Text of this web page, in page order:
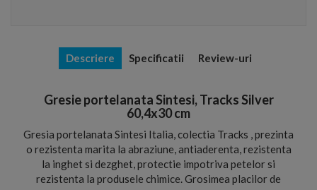
Descriere Specificatii Review-uri
Gresie portelanata Sintesi, Tracks Silver
60,4x30 cm
Gresia portelanata Sintesi Italia, colectia Tracks , prezinta
o rezistenta marita la abraziune, antiaderenta, rezistenta
la inghet si dezghet, protectie impotriva petelor si
rezistenta la produsele chimice. Grosimea placilor de